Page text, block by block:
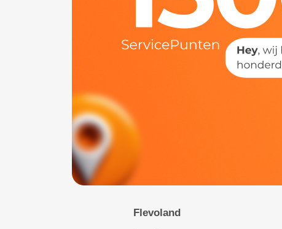
Flevoland